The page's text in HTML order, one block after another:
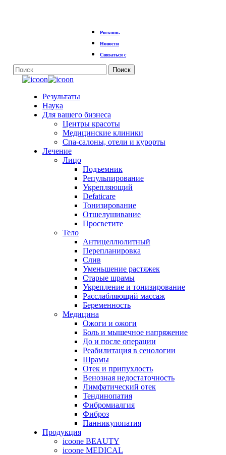
Роскошь
Новости
Связаться с
Поиск
Закрыть
МенюРезультаты
Наука
Для вашего бизнеса
Центры красоты
Медицинские клиники
Спа-салоны, отели и курорты
Лечение
Лицо
Подъемник
Репульпирование
Укрепляющий
Defaticare
Тонизирование
Отшелушивание
Просветите
Тело
Антицеллюлитный
Перепланировка
Слив
Уменьшение растяжек
Старые шрамы
Укрепление и тонизирование
Расслабляющий массаж
Беременность
Медицина
Ожоги и ожоги
Боль и мышечное напряжение
До и после операции
Реабилитация в сенологии
Шрамы
Отек и припухлость
Венозная недостаточность
Лимфатический отек
Тендинопатия
Фибромиалгия
Фиброз
Панникулопатия
Продукция
icoone BEAUTY
icoone MEDICAL